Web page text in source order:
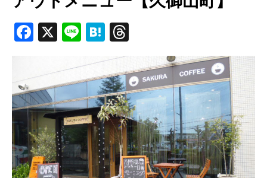
F
c
e
b
o
o
k
X Li
e
H
at
e
n
a
r
e
a
d
s